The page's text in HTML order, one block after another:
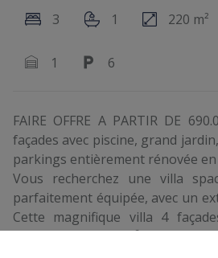
3 1 220 m²
1 6
FAIRE OFFRE A PARTIR DE
façades avec piscine, grand
parkings entièrement rénovée en
Vous recherchez une villa
parfaitement équipée, avec un
Cette magnifique villa 4
terrain de 1.200 m², vous